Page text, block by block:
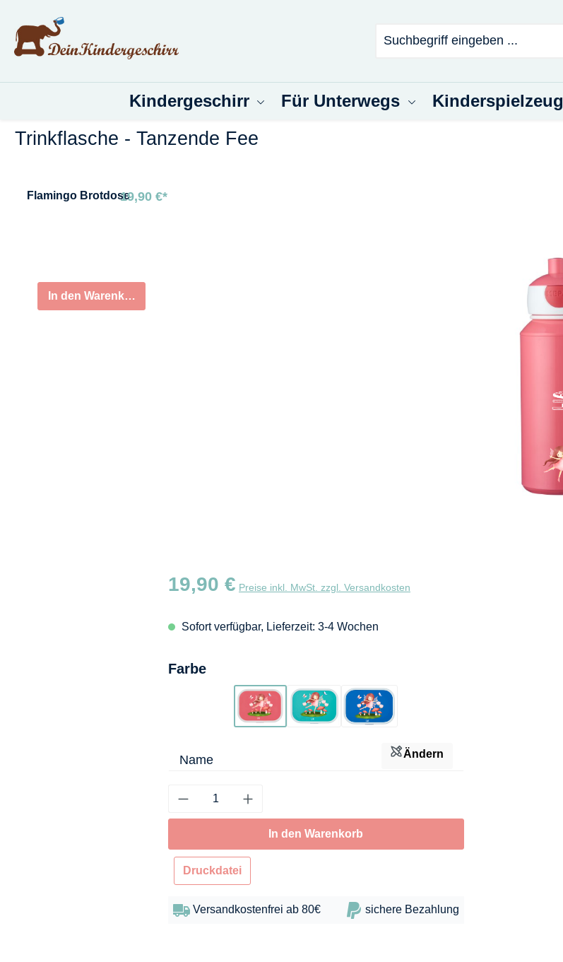
Hauptinhalt springen
Zur Suche springen
Kindergeschirr Für Unterwegs Kinderspielzeug
Trinkflasche - Tanzende Fee
Flamingo Brotdose19,90 €*
In den Warenkorb
Regulärer Preis:
19,90 € Preise inkl. MwSt. zzgl. Versandkosten
Sofort verfügbar, Lieferzeit: 3-4 Wochen
Farbeauswählen
Flamingo Türkis Blau
Name Ändern
In den Warenkorb
Druckdatei
Versandkostenfrei ab 80€ sichere Bezahlung